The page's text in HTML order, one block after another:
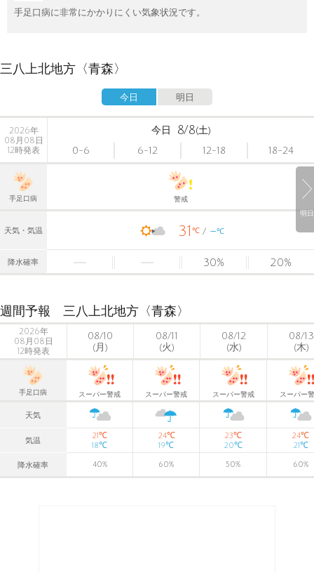
手足口病に非常にかかりにくい気象状況です。
三八上北地方〈青森〉
今日 明日
明日
2026年
08月08日
12時発表
今日 8/8(土)
0-6
6-12 12-18 18-24
手足口病 警戒
天気・気温 31 ℃ -℃
降水確率 30% 20%
週間予報 三八上北地方〈青森〉
2026年
08月08日
12時発表
08/10
(月)
08/11
(火)
08/12
(水)
08/13
(木)
手足口病 スーパー警戒 スーパー警戒 スーパー警戒 スーパー
天気
気温
21℃
18℃
24℃
19℃
23℃
20℃
24℃
21℃
降水確率 40% 60% 50% 60%